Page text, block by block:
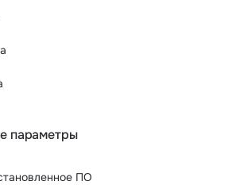
параметры
ПО